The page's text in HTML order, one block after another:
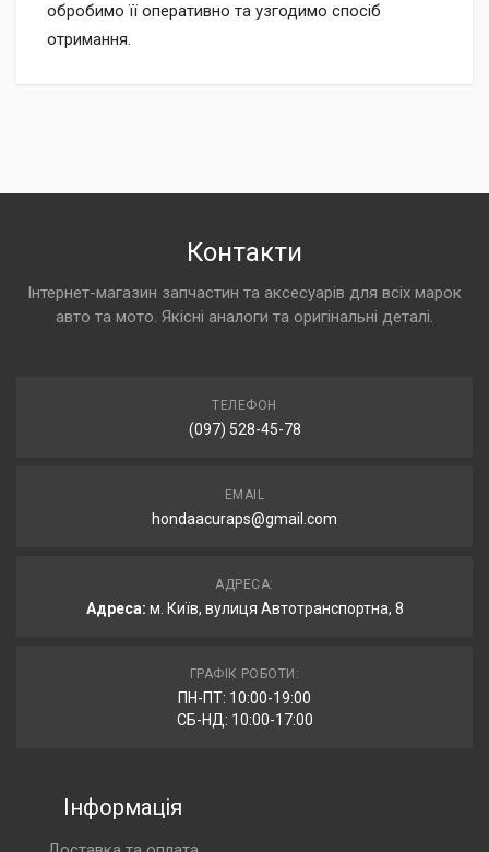
обробимо її оперативно та узгодимо спосіб
отримання.
Контакти
Інтернет-магазин запчастин та аксесуарів для всіх марок
авто та мото. Якісні аналоги та оригінальні деталі.
ТЕЛЕФОН
(097) 528-45-78
EMAIL
hondaacuraps@gmail.com
АДРЕСА:
Адреса: м. Київ, вулиця Автотранспортна, 8
ГРАФІК РОБОТИ:
ПН-ПТ: 10:00-19:00
СБ-НД: 10:00-17:00
Інформація